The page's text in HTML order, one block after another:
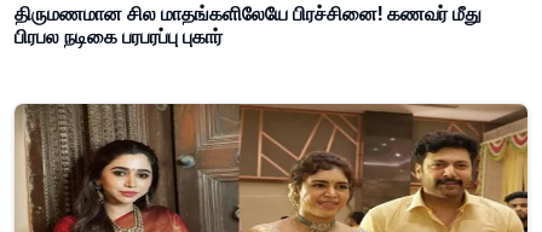
திருமணமான சில மாதங்களிலேயே பிரச்சினை! கணவர் மீது
பிரபல நடிகை பரபரப்பு புகார்